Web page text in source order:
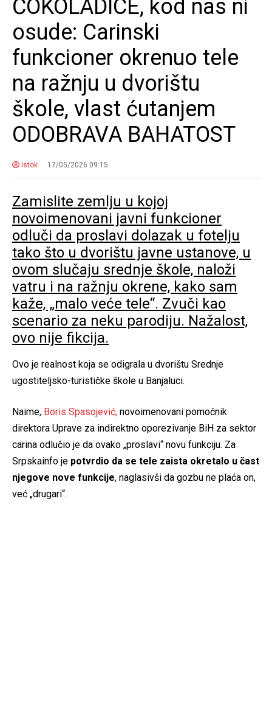
ČOKOLADICE, kod nas ni
osude: Carinski
funkcioner okrenuo tele
na ražnju u dvorištu
škole, vlast ćutanjem
ODOBRAVA BAHATOST
istok 17/05/2026 09:15
Zamislite zemlju u kojoj
novoimenovani javni funkcioner
odluči da proslavi dolazak u fotelju
tako što u dvorištu javne ustanove, u
ovom slučaju srednje škole, naloži
vatru i na ražnju okrene, kako sam
kaže, „malo veće tele“. Zvuči kao
scenario za neku parodiju. Nažalost,
ovo nije fikcija.
Ovo je realnost koja se odigrala u dvorištu Srednje
ugostiteljsko-turističke škole u Banjaluci.
Naime, Boris Spasojević, novoimenovani pomoćnik
direktora Uprave za indirektno oporezivanje BiH za sektor
carina odlučio je da ovako „proslavi“ novu funkciju. Za
Srpskainfo je potvrdio da se tele zaista okretalo u čast
njegove nove funkcije, naglasivši da gozbu ne plaća on,
već „drugari“.